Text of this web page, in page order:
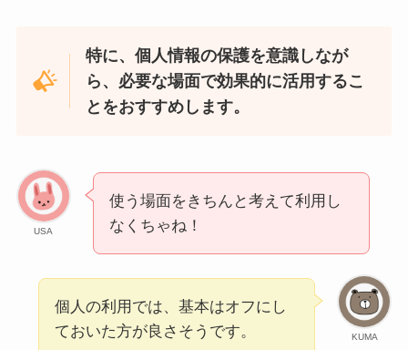
特に、個人情報の保護を意識しなが
ら、必要な場面で効果的に活用するこ
とをおすすめします。
USA
使う場面をきちんと考えて利用し
なくちゃね！
KUMA
個人の利用では、基本はオフにし
ておいた方が良さそうです。